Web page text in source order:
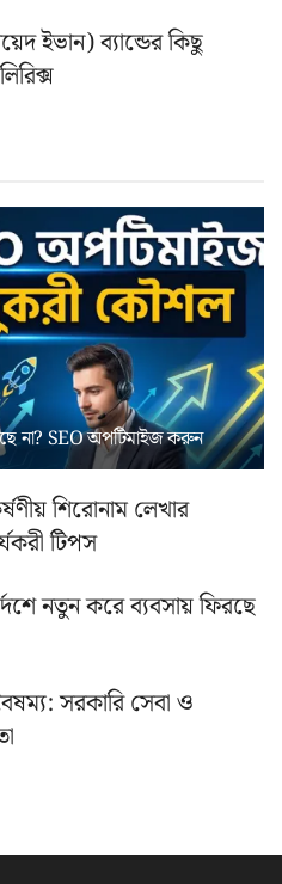
ইভান) ব্যান্ডের কিছু
না? ‍SEO অপটিমাইজ করুন
শিরোনাম লেখার
টিপস
নতুন করে ব্যবসায় ফিরছে
সরকারি সেবা ও